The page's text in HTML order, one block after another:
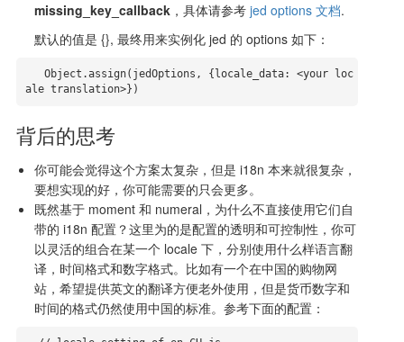
missing_key_callback，具体请参考 jed options 文档.
默认的值是 {}, 最终用来实例化 jed 的 options 如下：
ale translation>})
背后的思考
你可能会觉得这个方案太复杂，但是 i18n 本来就很复杂，
要想实现的好，你可能需要的只会更多。
既然基于 moment 和 numeral，为什么不直接使用它们自
带的 i18n 配置？这里为的是配置的透明和可控制性，你可
以灵活的组合在某一个 locale 下，分别使用什么样语言翻
译，时间格式和数字格式。比如有一个在中国的购物网
站，希望提供英文的翻译方便老外使用，但是货币数字和
时间的格式仍然使用中国的标准。参考下面的配置：